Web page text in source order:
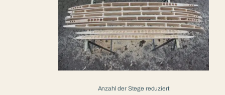
Anzahl der Stege reduziert